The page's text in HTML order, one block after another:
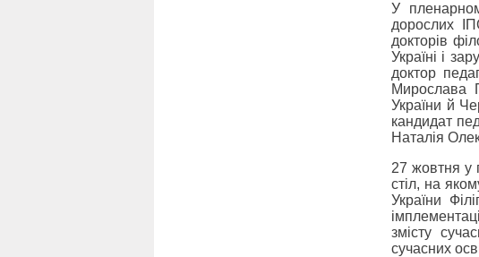
У
дорослих
докторів
Україні і
доктор
Мирослава
України й
кандидат
Наталія
27 жовтня у
стіл, на
України
змісту
сучасних